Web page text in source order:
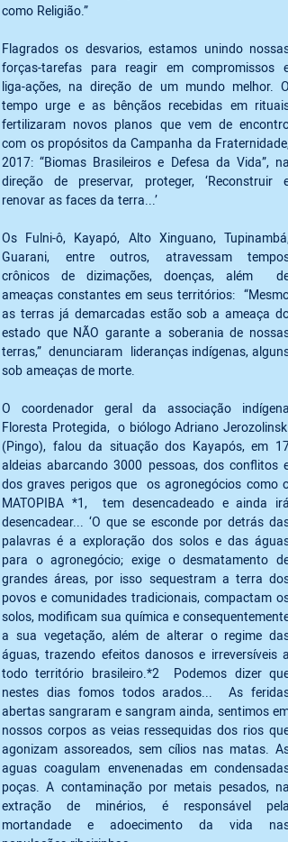
como Religião.”
Flagrados os desvarios, estamos unindo nossas
forças-tarefas para reagir em compromissos e
liga-ações, na direção de um mundo melhor. O
tempo urge e as bênçãos recebidas em rituais
fertilizaram novos planos que vem de encontro
com os propósitos da Campanha da Fraternidade,
2017: “Biomas Brasileiros e Defesa da Vida”, na
direção de preservar, proteger, ‘Reconstruir e
renovar as faces da terra...’
Os Fulni-ô, Kayapó, Alto Xinguano, Tupinambá,
Guarani, entre outros, atravessam tempos
crônicos de dizimações, doenças, além  de
ameaças constantes em seus territórios:  “Mesmo
as terras já demarcadas estão sob a ameaça do
estado que NÃO garante a soberania de nossas
terras,”  denunciaram  lideranças indígenas, alguns
sob ameaças de morte.
O coordenador geral da associação indígena
Floresta Protegida,  o biólogo Adriano Jerozolinski
(Pingo), falou da situação dos Kayapós, em 17
aldeias abarcando 3000 pessoas, dos conflitos e
dos graves perigos que  os agronegócios como o
MATOPIBA *1,  tem desencadeado e ainda irá
desencadear... ‘O que se esconde por detrás das
palavras é a exploração dos solos e das águas
para o agronegócio; exige o desmatamento de
grandes áreas, por isso sequestram a terra dos
povos e comunidades tradicionais, compactam os
solos, modificam sua química e consequentemente
a sua vegetação, além de alterar o regime das
águas, trazendo efeitos danosos e irreversíveis a
todo território brasileiro.*2  Podemos dizer que
nestes dias fomos todos arados...  As feridas
abertas sangraram e sangram ainda, sentimos em
nossos corpos as veias ressequidas dos rios que
agonizam assoreados, sem cílios nas matas. As
aguas coagulam envenenadas em condensadas
poças. A contaminação por metais pesados, na
extração de minérios, é responsável pela
mortandade e adoecimento da vida nas